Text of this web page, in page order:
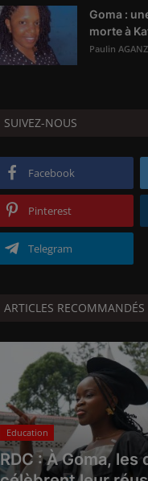
Goma :
morte à
Paulin
SUIVEZ-NOUS
Facebook
Pinterest
Telegram
ARTICLES RECOMMANDÉS
Education
RDC : À Goma, les